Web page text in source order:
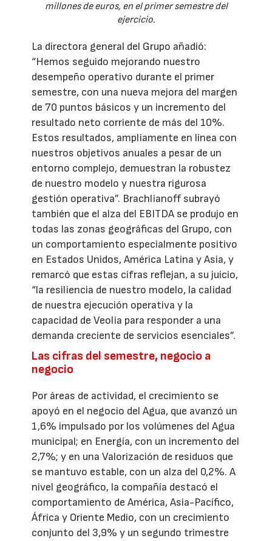
millones de euros, en el primer semestre del
ejercicio.
La directora general del Grupo añadió:
“Hemos seguido mejorando nuestro
desempeño operativo durante el primer
semestre, con una nueva mejora del margen
de 70 puntos básicos y un incremento del
resultado neto corriente de más del 10%.
Estos resultados, ampliamente en línea con
nuestros objetivos anuales a pesar de un
entorno complejo, demuestran la robustez
de nuestro modelo y nuestra rigurosa
gestión operativa”. Brachlianoff subrayó
también que el alza del EBITDA se produjo en
todas las zonas geográficas del Grupo, con
un comportamiento especialmente positivo
en Estados Unidos, América Latina y Asia, y
remarcó que estas cifras reflejan, a su juicio,
“la resiliencia de nuestro modelo, la calidad
de nuestra ejecución operativa y la
capacidad de Veolia para responder a una
demanda creciente de servicios esenciales”.
Las cifras del semestre, negocio a
negocio
Por áreas de actividad, el crecimiento se
apoyó en el negocio del Agua, que avanzó un
1,6% impulsado por los volúmenes del Agua
municipal; en Energía, con un incremento del
2,7%; y en una Valorización de residuos que
se mantuvo estable, con un alza del 0,2%. A
nivel geográfico, la compañía destacó el
comportamiento de América, Asia-Pacífico,
África y Oriente Medio, con un crecimiento
conjunto del 3,9% y un segundo trimestre